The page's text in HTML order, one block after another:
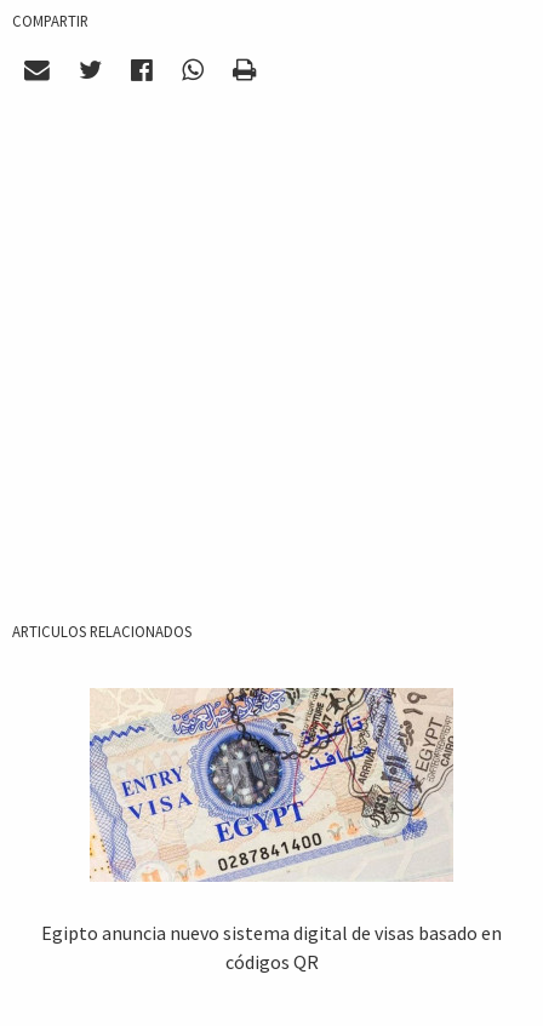
COMPARTIR
ARTICULOS RELACIONADOS
Egipto anuncia nuevo sistema digital de visas basado en
códigos QR